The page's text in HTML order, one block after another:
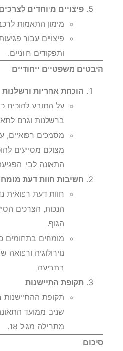
פיצויים מיוחדים
מימון התאמות
פיצויים עבור
ותפקודים חיוניים.
היבטים משפטיים ייחודיים
הוכחת אחריות ורשלנות
על התובע להוכיח
ברשלנות וגרם
מסמכים רפואיים,
מצולם מסייעים
התאונה לבין
חשיבות חוות דעת
חוות דעת רפואית
הנכות, הצרכים
הגוף.
מומחים בתחומים
נוירולוגיה
בתביעה.
תקופת התיישנות
שנים ממועד
מתחילה מגיל 18.
סיכום